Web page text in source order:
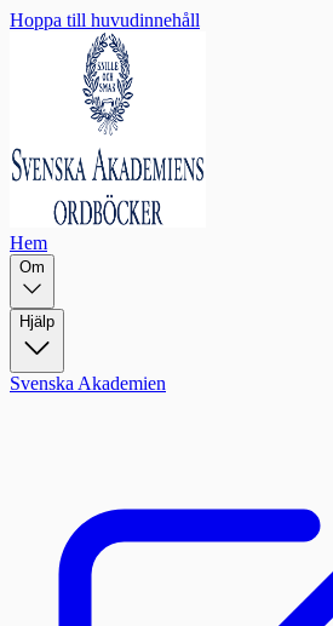
Hoppa till huvudinnehåll
Hem
Om
Hjälp
Svenska Akademien